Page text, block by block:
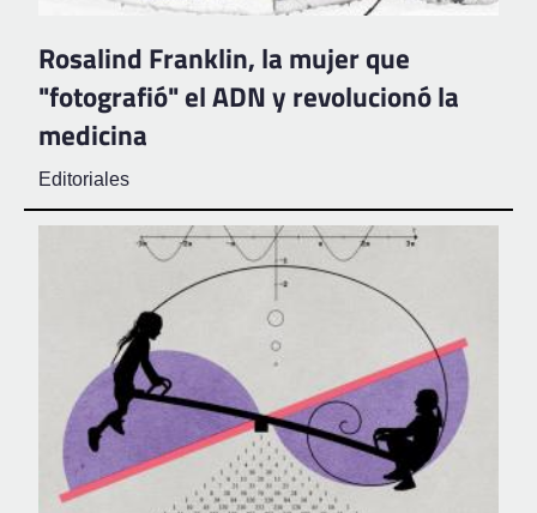
Rosalind Franklin, la mujer que
"fotografió" el ADN y revolucionó la
medicina
Editoriales